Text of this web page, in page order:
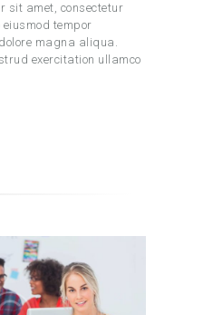
sit amet, consectetur
tempor
magna aliqua.
exercitation ullamco